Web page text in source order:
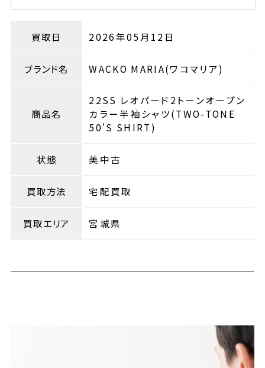
買取日 2026年05月12日
ブランド名 WACKO MARIA(ワコマリア)
商品名
22SS レオパード2トーンオープン
カラー半袖シャツ(TWO-TONE
50'S SHIRT)
状態 美中古
買取方法 宅配買取
買取エリア 宮城県